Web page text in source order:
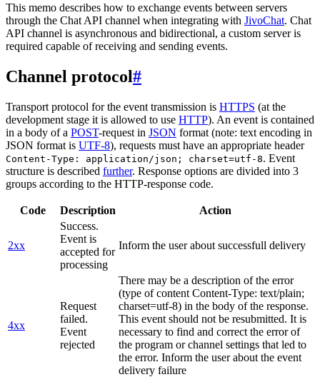
This memo describes how to exchange events between servers
through the Chat API channel when integrating with JivoChat. Chat
API channel is asynchronous and bidirectional, a custom server is
required capable of receiving and sending events.
Channel protocol#
Transport protocol for the event transmission is HTTPS (at the
development stage it is allowed to use HTTP). An event is contained
in a body of a POST-request in JSON format (note: text encoding in
JSON format is UTF-8), requests must have an appropriate header
Content-Type: application/json; charset=utf-8. Event
structure is described further. Response options are divided into 3
groups according to the HTTP-response code.
Code Description Action
2xx
Success.
Event is
accepted for
processing
Inform the user about successfull delivery
4xx
Request
failed.
Event
rejected
There may be a description of the error
(type of content Content-Type: text/plain;
charset=utf-8) in the body of the response.
This event should not be resubmitted. It is
necessary to find and correct the error of
the program or channel settings that led to
the error. Inform the user about the event
delivery failure